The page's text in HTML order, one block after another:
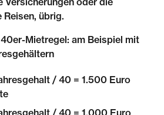
Reisen, übrig.
Mietregel: am Beispiel mit
/ 40 = 1.500 Euro